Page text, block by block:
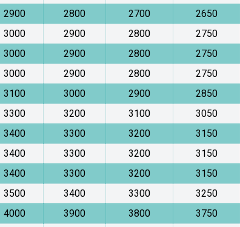
2900 2800 2700 2650
3000 2900 2800 2750
3000 2900 2800 2750
3000 2900 2800 2750
3100 3000 2900 2850
3300 3200 3100 3050
3400 3300 3200 3150
3400 3300 3200 3150
3400 3300 3200 3150
3500 3400 3300 3250
4000 3900 3800 3750